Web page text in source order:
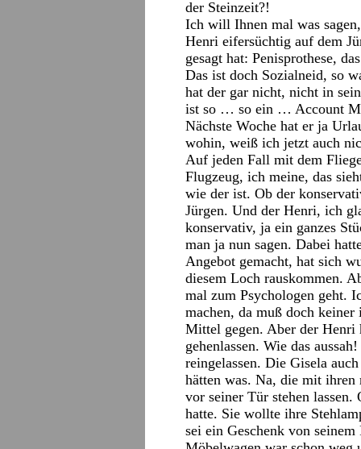
der Steinzeit?!
Ich will Ihnen mal was
Henri eifersüchtig auf dem
gesagt hat: Penisprothese,
Das ist doch Sozialneid, so
hat der gar nicht, nicht in
ist so … so ein … Account
Nächste Woche hat er ja
wohin, weiß ich jetzt auch
Auf jeden Fall mit dem
Flugzeug, ich meine, das
wie der ist. Ob der
Jürgen. Und der Henri, ich
konservativ, ja ein ganzes
man ja nun sagen. Dabei
Angebot gemacht, hat sich
diesem Loch rauskommen.
mal zum Psychologen geht.
machen, da muß doch
Mittel gegen. Aber der
gehenlassen. Wie das
reingelassen. Die Gisela
hätten was. Na, die mit ihren
vor seiner Tür stehen
hatte. Sie wollte ihre
sei ein Geschenk von